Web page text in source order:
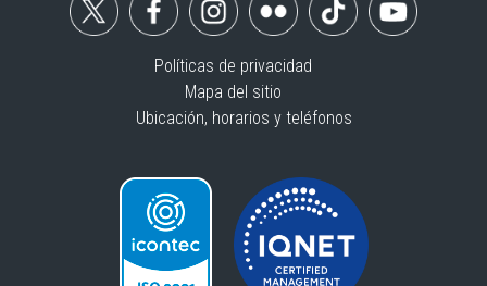
Políticas de privacidad
Mapa del sitio
Ubicación, horarios y teléfonos